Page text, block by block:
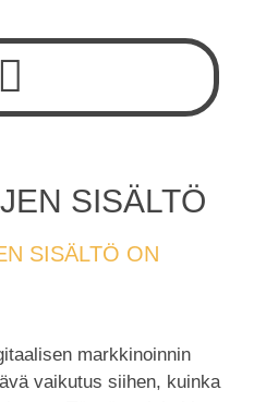
SISÄLTÖ
SISÄLTÖ ON
markkinoinnin
vaikutus siihen, kuinka